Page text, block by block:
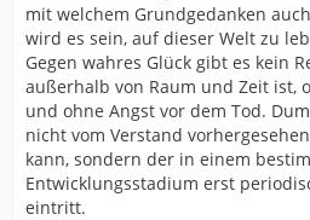
mit welchem Grundgedanken
wird es sein, auf dieser Welt zu
Gegen wahres Glück gibt es kein
außerhalb von Raum und Zeit ist,
und ohne Angst vor dem Tod.
nicht vom Verstand
kann, sondern der in einem
Entwicklungsstadium erst
eintritt.